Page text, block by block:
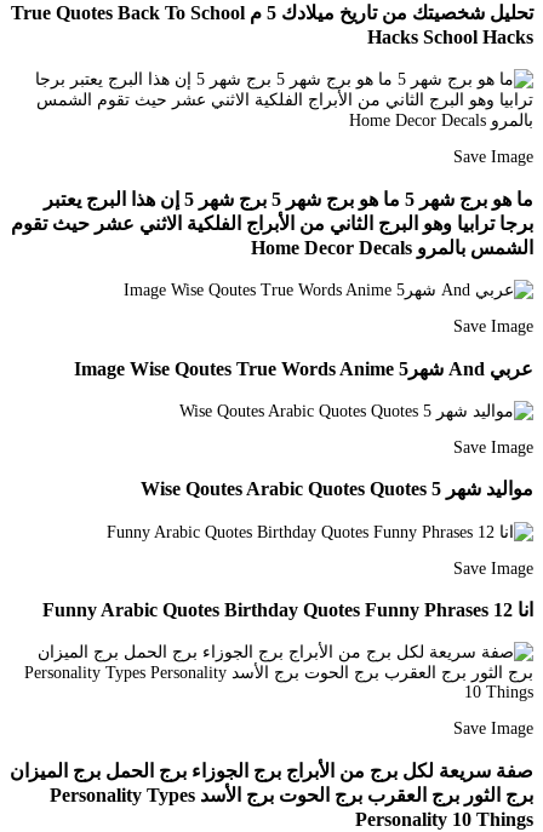
تحليل شخصيتك من تاريخ ميلادك 5 م True Quotes Back To School
Hacks School Hacks
Save Image
ما هو برج شهر 5 ما هو برج شهر 5 برج شهر 5 إن هذا البرج يعتبر
برجا ترابيا وهو البرج الثاني من الأبراج الفلكية الاثني عشر حيث تقوم
الشمس بالمرو Home Decor Decals
Save Image
عربي And شهر5 Image Wise Qoutes True Words Anime
Save Image
مواليد شهر 5 Wise Qoutes Arabic Quotes Quotes
Save Image
انا 12 Funny Arabic Quotes Birthday Quotes Funny Phrases
Save Image
صفة سريعة لكل برج من الأبراج برج الجوزاء برج الحمل برج الميزان
برج الثور برج العقرب برج الحوت برج الأسد Personality Types
Personality 10 Things